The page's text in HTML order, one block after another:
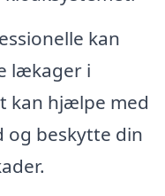
kan
lækager i
kan hjælpe med
og beskytte din